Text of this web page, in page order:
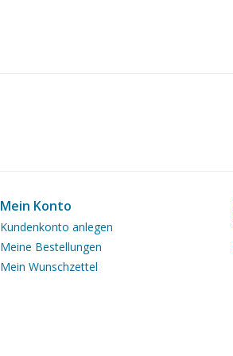
Mein Konto
Kundenkonto anlegen
Meine Bestellungen
Mein Wunschzettel